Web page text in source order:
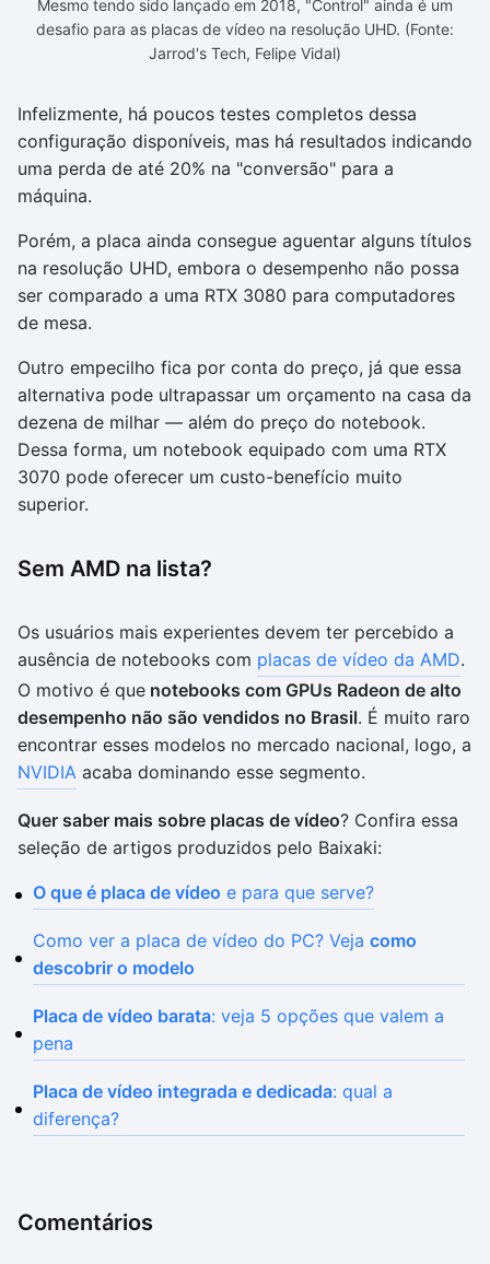
Mesmo tendo sido lançado em 2018, "Control" ainda é um
desafio para as placas de vídeo na resolução UHD. (Fonte:
Jarrod's Tech, Felipe Vidal)
Infelizmente, há poucos testes completos dessa
configuração disponíveis, mas há resultados indicando
uma perda de até 20% na "conversão" para a
máquina.
Porém, a placa ainda consegue aguentar alguns títulos
na resolução UHD, embora o desempenho não possa
ser comparado a uma RTX 3080 para computadores
de mesa.
Outro empecilho fica por conta do preço, já que essa
alternativa pode ultrapassar um orçamento na casa da
dezena de milhar — além do preço do notebook.
Dessa forma, um notebook equipado com uma RTX
3070 pode oferecer um custo-benefício muito
superior.
Sem AMD na lista?
Os usuários mais experientes devem ter percebido a
ausência de notebooks com placas de vídeo da AMD.
O motivo é que notebooks com GPUs Radeon de alto
desempenho não são vendidos no Brasil. É muito raro
encontrar esses modelos no mercado nacional, logo, a
NVIDIA acaba dominando esse segmento.
Quer saber mais sobre placas de vídeo? Confira essa
seleção de artigos produzidos pelo Baixaki:
O que é placa de vídeo e para que serve?
Como ver a placa de vídeo do PC? Veja como
descobrir o modelo
Placa de vídeo barata: veja 5 opções que valem a
pena
Placa de vídeo integrada e dedicada: qual a
diferença?
Comentários